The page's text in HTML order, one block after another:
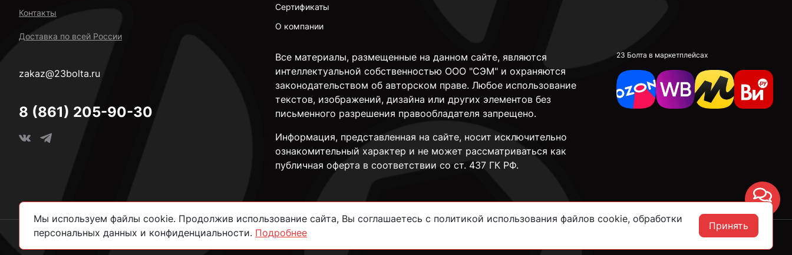
Сертификаты
О компании
Все материалы, размещенные на данном сайте, являются
интеллектуальной собственностью ООО "СЭМ" и охраняются
законодательством об авторском праве. Любое использование
текстов, изображений, дизайна или других элементов без
письменного разрешения правообладателя запрещено.
Информация, представленная на сайте, носит исключительно
ознакомительный характер и не может рассматриваться как
публичная оферта в соответствии со ст. 437 ГК РФ.
23 Болта в маркетплейсах
Контакты
Доставка по всей России
zakaz@23bolta.ru
8 (861) 205-90-30
Мы используем файлы cookie. Продолжив использование сайта, Вы соглашаетесь с политикой использования файлов cookie, обработки
персональных данных и конфиденциальности. Подробнее
Принять